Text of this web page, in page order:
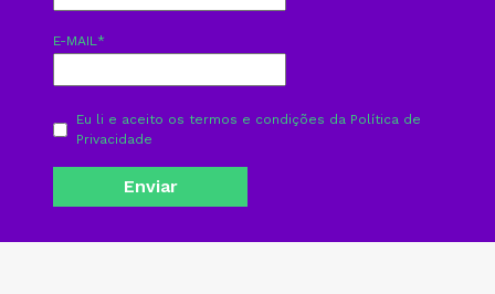
E-MAIL *
Eu li e aceito os termos e condições da Política de
Privacidade